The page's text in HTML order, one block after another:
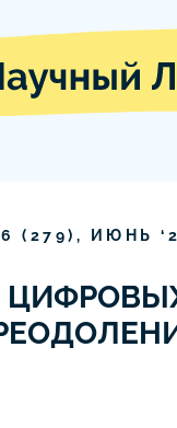
( 279), ИЮНЬ ‘